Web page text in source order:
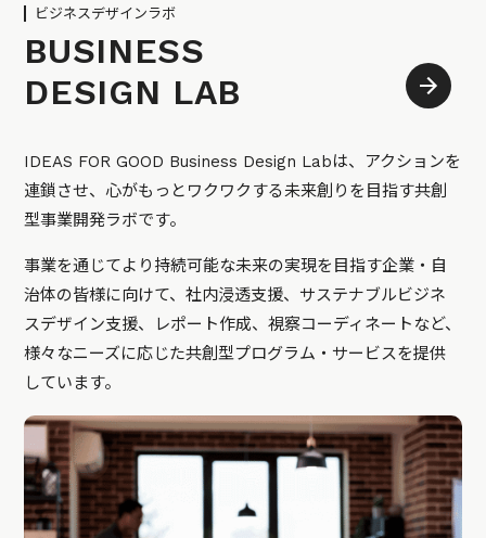
ビジネスデザインラボ
BUSINESS
DESIGN LAB
IDEAS FOR GOOD Business Design Labは、アクションを
連鎖させ、心がもっとワクワクする未来創りを目指す共創
型事業開発ラボです。
事業を通じてより持続可能な未来の実現を目指す企業・自
治体の皆様に向けて、社内浸透支援、サステナブルビジネ
スデザイン支援、レポート作成、視察コーディネートなど、
様々なニーズに応じた共創型プログラム・サービスを提供
しています。